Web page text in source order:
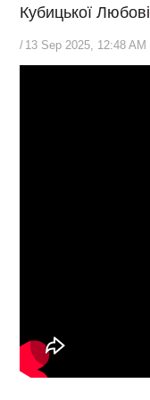
Кубицької Любові
/ 13 Sep 2025, 12:48 AM